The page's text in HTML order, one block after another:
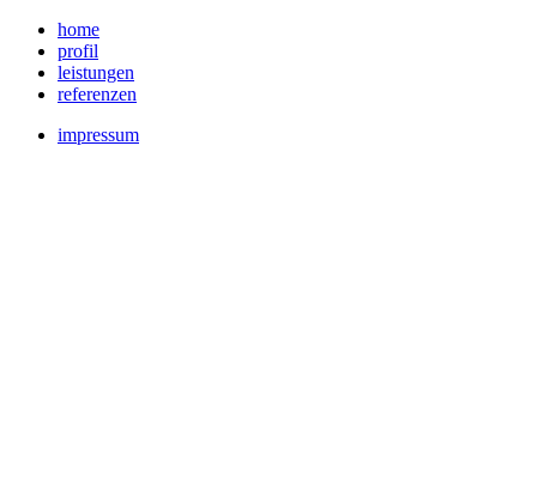
home
profil
leistungen
referenzen
impressum